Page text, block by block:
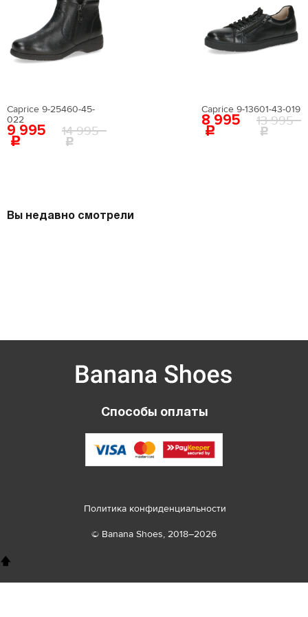
Caprice 9-25460-45-
022
9 995 14 995
Caprice 9-13601-43-019
8 995 13 995
Вы недавно смотрели
Вернуться в каталог
Способы оплаты
© Banana Shoes, 2018–2026
Политика конфиденциальности
🡅